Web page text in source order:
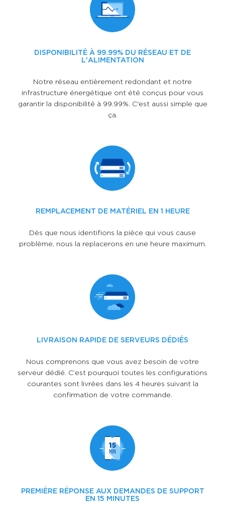
DISPONIBILITÉ À 99.99% DU RÉSEAU ET DE
L'ALIMENTATION
Notre réseau entièrement redondant et notre
infrastructure énergétique ont été conçus pour vous
garantir la disponibilité à 99.99%. C'est aussi simple que
ça.
REMPLACEMENT DE MATÉRIEL EN 1 HEURE
Dès que nous identifions la pièce qui vous cause
problème, nous la replacerons en une heure maximum.
LIVRAISON RAPIDE DE SERVEURS DÉDIÉS
Nous comprenons que vous avez besoin de votre
serveur dédié. C’est pourquoi toutes les configurations
courantes sont livrées dans les 4 heures suivant la
confirmation de votre commande.
PREMIÈRE RÉPONSE AUX DEMANDES DE SUPPORT
EN 15 MINUTES